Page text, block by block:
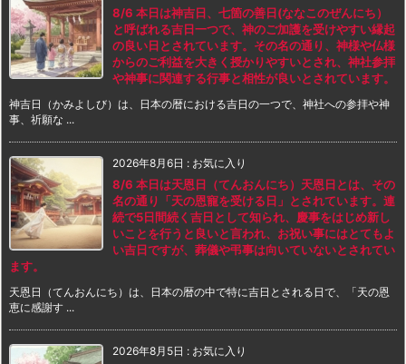
8/6 本日は神吉日、七箇の善日(ななこのぜんにち）
と呼ばれる吉日一つで、神のご加護を受けやすい縁起
の良い日とされています。その名の通り、神様や仏様
からのご利益を大きく授かりやすいとされ、神社参拝
や神事に関連する行事と相性が良いとされています。
神吉日（かみよしび）は、日本の暦における吉日の一つで、神社への参拝や神
事、祈願な ...
2026年8月6日 : お気に入り
8/6 本日は天恩日（てんおんにち）天恩日とは、その
名の通り「天の恩寵を受ける日」とされています。連
続で5日間続く吉日として知られ、慶事をはじめ新し
いことを行うと良いと言われ、お祝い事にはとてもよ
い吉日ですが、葬儀や弔事は向いていないとされてい
ます。
天恩日（てんおんにち）は、日本の暦の中で特に吉日とされる日で、「天の恩
恵に感謝す ...
2026年8月5日 : お気に入り